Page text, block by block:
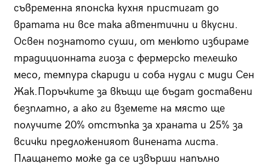
съвременна японска кухня пристигат до
вратата ни все така автентични и вкусни.
Освен познатото суши, от менюто избираме
традиционната гиоза с фермерско телешко
месо, темпура скариди и соба нудли с миди Сен
Жак.Поръчките за вкъщи ще бъдат доставени
безплатно, а ако ги вземете на място ще
получите 20% отстъпка за храната и 25% за
всички предложенияот винената листа.
Плащането може да се извърши напълно